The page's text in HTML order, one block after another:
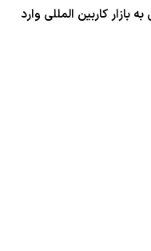
بازار کاربین المللی وارد